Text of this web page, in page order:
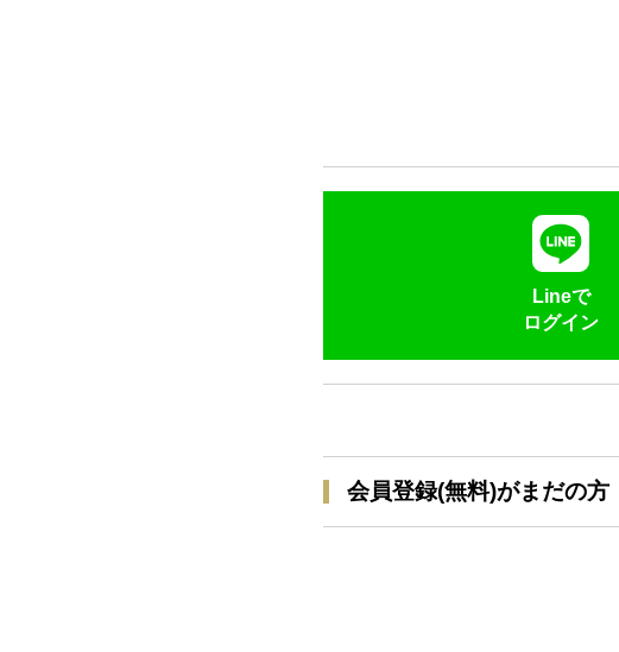
Lineで
ログイン
会員登録(無料)がまだの方